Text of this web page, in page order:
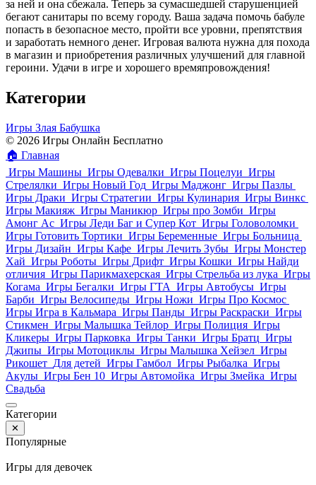
за ней и она сбежала. Теперь за сумасшедшей старушенцией
бегают санитары по всему городу. Ваша задача помочь бабуле
попасть в безопасное место, пройти все уровни, препятствия
и заработать немного денег. Игровая валюта нужна для похода
в магазин и приобретения различных улучшений для главной
героини. Удачи в игре и хорошего времяпровождения!
Категории
Игры Злая Бабушка
© 2026 Игры Онлайн Бесплатно
🏠 Главная
Игры Машины Игры Одевалки Игры Поцелуи Игры
Стрелялки Игры Новый Год Игры Маджонг Игры Пазлы
Игры Драки Игры Стратегии Игры Кулинария Игры Винкс
Игры Макияж Игры Маникюр Игры про Зомби Игры
Амонг Ас Игры Леди Баг и Супер Кот Игры Головоломки
Игры Готовить Тортики Игры Беременные Игры Больница
Игры Дизайн Игры Кафе Игры Лечить Зубы Игры Монстер
Хай Игры Роботы Игры Дрифт Игры Кошки Игры Найди
отличия Игры Парикмахерская Игры Стрельба из лука Игры
Когама Игры Бегалки Игры ГТА Игры Автобусы Игры
Барби Игры Велосипеды Игры Ножи Игры Про Космос
Игры Игра в Кальмара Игры Панды Игры Раскраски Игры
Стикмен Игры Малышка Тейлор Игры Полиция Игры
Кликеры Игры Парковка Игры Танки Игры Братц Игры
Джипы Игры Мотоциклы Игры Малышка Хейзел Игры
Рикошет Для детей Игры Гамбол Игры Рыбалка Игры
Акулы Игры Бен 10 Игры Автомойка Игры Змейка Игры
Свадьба
Категории
✕
Популярные
Игры для девочек